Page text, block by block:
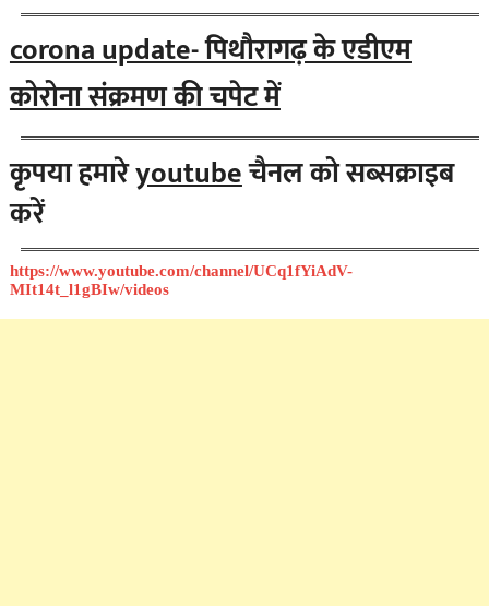
corona update- पिथौरागढ़ के एडीएम
कोरोना संक्रमण की चपेट में
कृपया हमारेyoutubeचैनल को सब्सक्राइब
करें
https://www.youtube.com/channel/UCq1fYiAdV-
MIt14t_l1gBIw/videos